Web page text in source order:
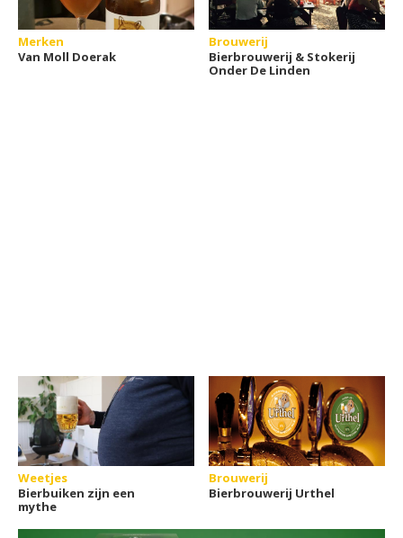
Merken
Van Moll Doerak
Brouwerij
Bierbrouwerij & Stokerij
Onder De Linden
Weetjes
Bierbuiken zijn een
mythe
Brouwerij
Bierbrouwerij Urthel